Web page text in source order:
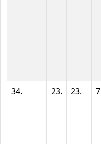
34. 23. 23. 7